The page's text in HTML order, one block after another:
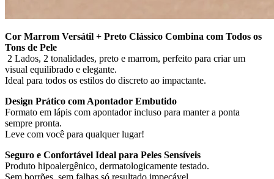
Cor Marrom Versátil + Preto Clássico Combina com Todos os
Tons de Pele
2 Lados, 2 tonalidades, preto e marrom, perfeito para criar um
visual equilibrado e elegante.
Ideal para todos os estilos do discreto ao impactante.
Design Prático com Apontador Embutido
Formato em lápis com apontador incluso para manter a ponta
sempre pronta.
Leve com você para qualquer lugar!
Seguro e Confortável Ideal para Peles Sensíveis
Produto hipoalergênico, dermatologicamente testado.
Sem borrões, sem falhas só resultado impecável.